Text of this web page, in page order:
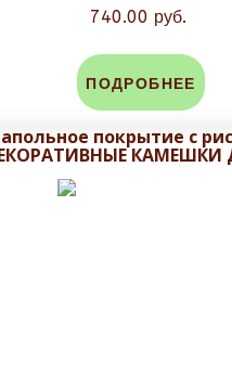
дней, в
макет на
740.00 руб.
ПОДРОБНЕЕ
покрытие с
КАМЕШКИ